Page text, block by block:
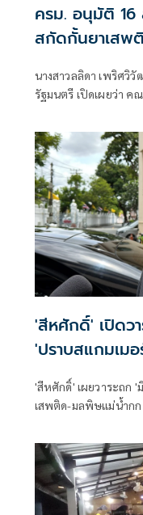
ครม. อนุมัติ 16
สกัดกั้นยาเสพ
นางสาวลลิดา เพริศวิ
รัฐมนตรี เปิดเผยว่า ค
ยาเสพติดและทำลายเ
ประเทศ ประจำปีงบป
บาท ตามที่กระทรวงยุ
ป้องกันและปราบปรา
'สีหศักดิ์' เปิดว
'ปราบสแกมเม
'สีหศักดิ์' เผยวาระถก
เสพติด-มลพิษแม่น้ำก